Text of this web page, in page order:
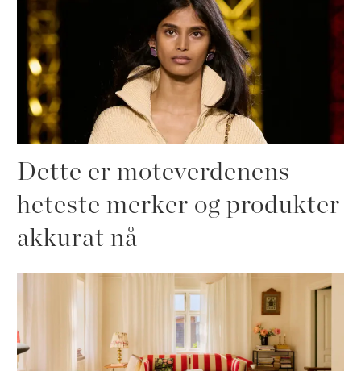
Dette er moteverdenens
heteste merker og produkter
akkurat nå